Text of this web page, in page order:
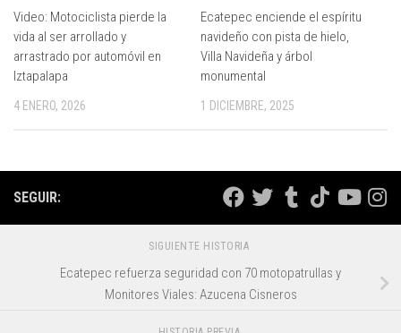
Video: Motociclista pierde la
vida al ser arrollado y
arrastrado por automóvil en
Iztapalapa
4 ENERO, 2026
Ecatepec enciende el espíritu
navideño con pista de hielo,
Villa Navideña y árbol
monumental
1 DICIEMBRE, 2025
SEGUIR:
SIGUIENTE HISTORIA
Ecatepec refuerza seguridad con 70 motopatrullas y
Monitores Viales: Azucena Cisneros